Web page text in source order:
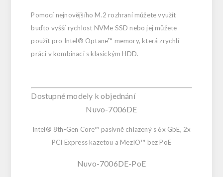
Pomocí nejnovějšího M.2 rozhraní můžete využít
buďto vyšší rychlost NVMe SSD nebo jej můžete
použít pro Intel® Optane™ memory, která zrychlí
práci v kombinaci s klasickým HDD.
Dostupné modely k objednání
Nuvo-7006DE
Intel® 8th-Gen Core™ pasivně chlazený s 6x GbE, 2x
PCI Express kazetou a MezIO™ bez PoE
Nuvo-7006DE-PoE